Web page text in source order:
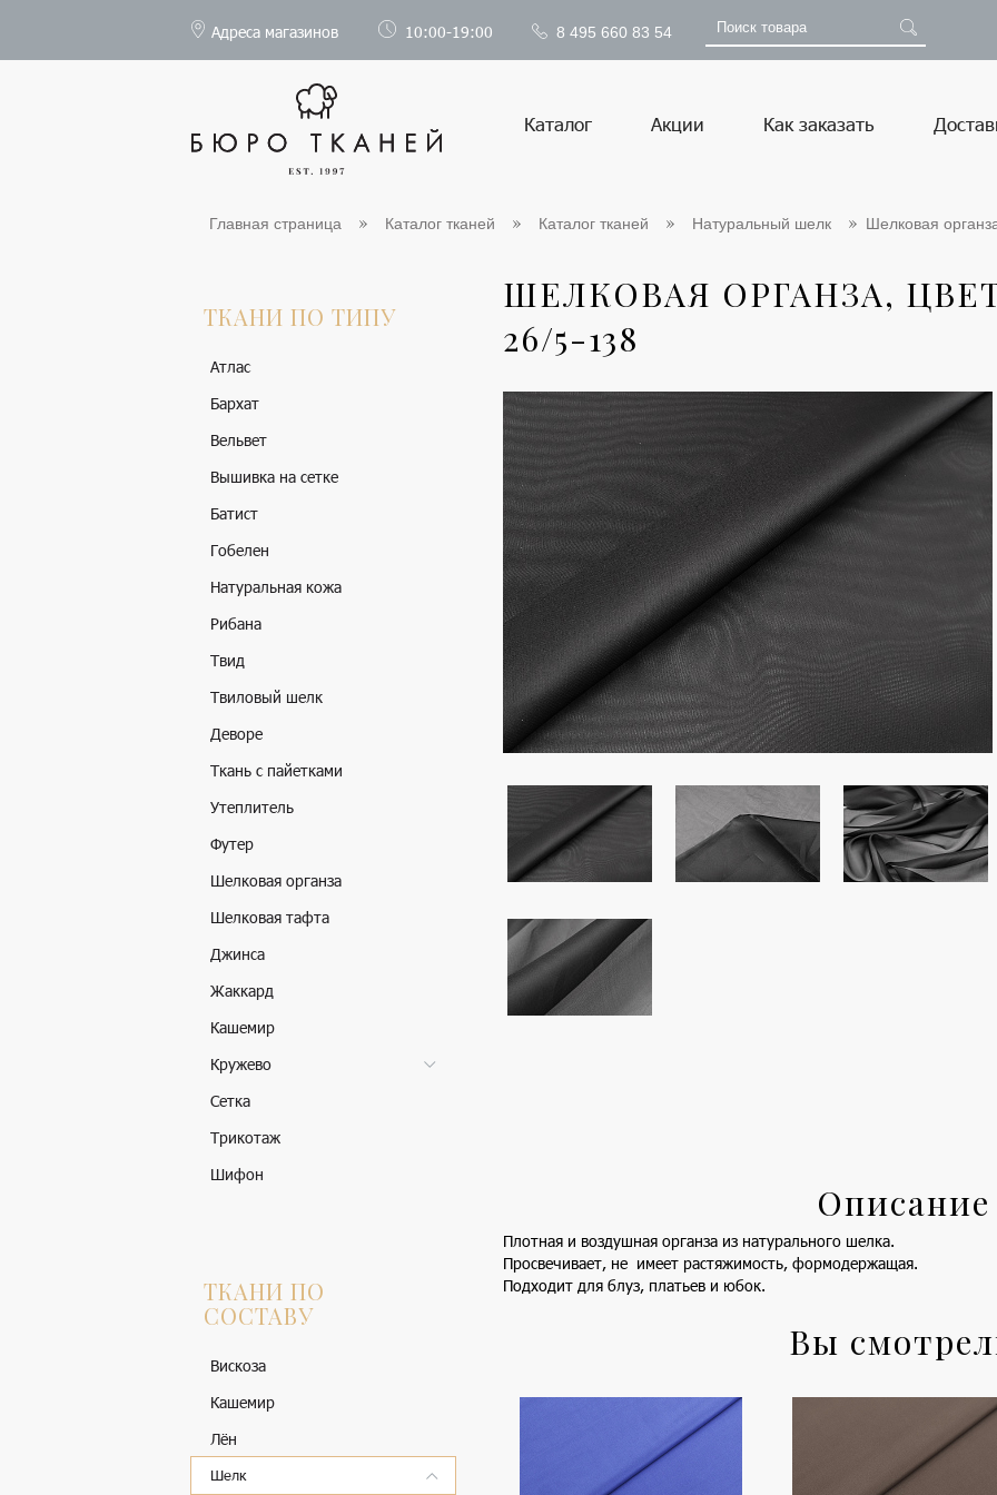
Адреса магазинов 10:00-19:00 8 495 660 83 54
Каталог Акции Как заказать
Главная страница Каталог тканей Каталог тканей Натуральный шелк Шелковая
ТКАНИ ПО ТИПУ
Атлас
Бархат
Вельвет
Вышивка на сетке
Батист
Гобелен
Натуральная кожа
Рибана
Твид
Твиловый шелк
Деворе
Ткань с пайетками
Утеплитель
Футер
Шелковая органза
Шелковая тафта
Джинса
Жаккард
Кашемир
Кружево
Сетка
Трикотаж
Шифон
ТКАНИ ПО
СОСТАВУ
Вискоза
Кашемир
Лён
Шелк
ШЕЛКОВАЯ ОРГАНЗА,
26/5-138
Описание
Плотная и воздушная органза из натурального шелка.
Просвечивает, не имеет растяжимость, формодержащая.
Подходит для блуз, платьев и юбок.
Вы